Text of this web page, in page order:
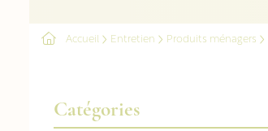
Accueil Entretien Produits ménagers
Catégories